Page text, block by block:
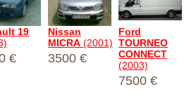
19
€
Nissan
MICRA (2001)
3500 €
Ford
TOURNEO
CONNECT
(2003)
7500 €